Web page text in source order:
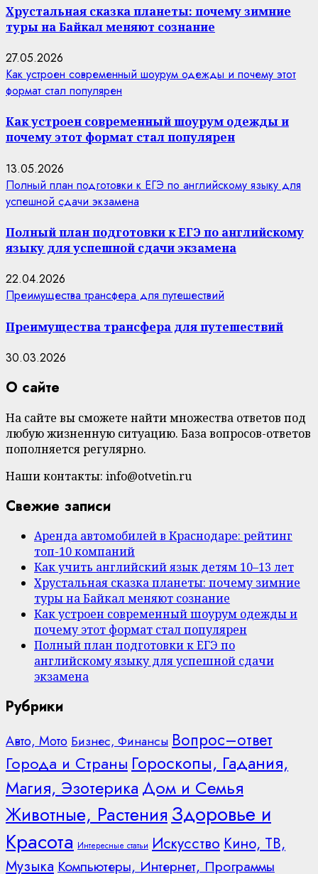
Хрустальная сказка планеты: почему зимние
туры на Байкал меняют сознание
27.05.2026
Как устроен современный шоурум одежды и почему этот
формат стал популярен
Как устроен современный шоурум одежды и
почему этот формат стал популярен
13.05.2026
Полный план подготовки к ЕГЭ по английскому языку для
успешной сдачи экзамена
Полный план подготовки к ЕГЭ по английскому
языку для успешной сдачи экзамена
22.04.2026
Преимущества трансфера для путешествий
Преимущества трансфера для путешествий
30.03.2026
О сайте
На сайте вы сможете найти множества ответов под
любую жизненную ситуацию. База вопросов-ответов
пополняется регулярно.
Наши контакты: info@otvetin.ru
Свежие записи
Аренда автомобилей в Краснодаре: рейтинг
топ-10 компаний
Как учить английский язык детям 10–13 лет
Хрустальная сказка планеты: почему зимние
туры на Байкал меняют сознание
Как устроен современный шоурум одежды и
почему этот формат стал популярен
Полный план подготовки к ЕГЭ по
английскому языку для успешной сдачи
экзамена
Рубрики
Авто, МотоБизнес, Финансы Вопрос–ответ
Города и Страны Гороскопы, Гадания,
Магия, Эзотерика Дом и Семья
Животные, Растения Здоровье и
Красота Интересные статьи Искусство Кино, ТВ,
Музыка Компьютеры, Интернет, Программы